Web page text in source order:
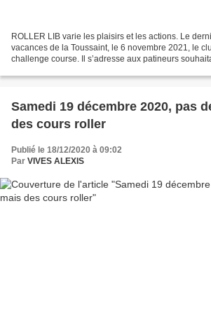
ROLLER LIB varie les plaisirs et les actions. Le
vacances de la Toussaint, le 6 novembre 2021, le
challenge course. Il s’adresse aux patineurs
Samedi 19 décembre 2020, pas
des cours roller
Publié le 18/12/2020 à 09:02
Par VIVES ALEXIS